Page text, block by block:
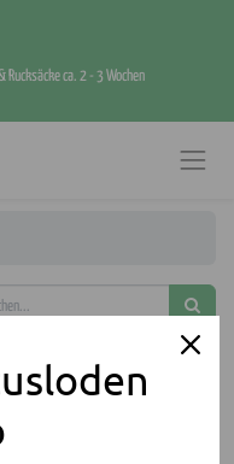
ca. 2 - 3 Wochen